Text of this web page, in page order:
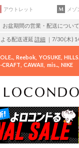
アウトレット メゾ
お盆期間の営業・配送につい
る配送遅延 詳細 ｜7/30 (木)
Reebok YOSUKE
CRAFT CAWAII mis.. NIKE